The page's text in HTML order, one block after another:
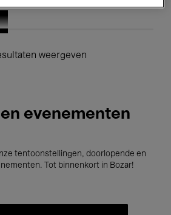
weergeven
evenementen
tentoonstellingen, doorlopende en
Tot binnenkort in Bozar!